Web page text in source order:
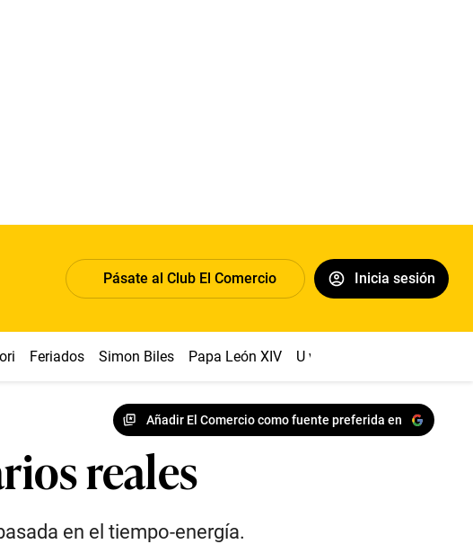
Pásate al Club El Comercio Inicia sesión
Feriados Simon Biles Papa León XIV U vs Cristal
Añadir El Comercio como fuente preferida en
reales
en el tiempo-energía.